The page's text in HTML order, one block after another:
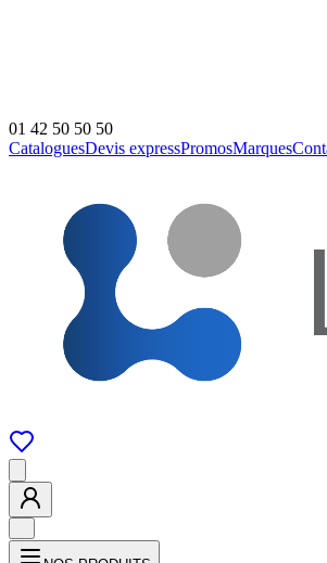
01 42 50 50 50
CataloguesDevis expressPromosMarques